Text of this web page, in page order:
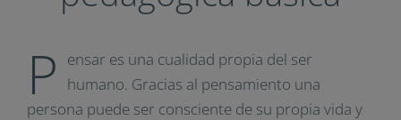
P
ensar es una cualidad propia del ser
humano. Gracias al pensamiento una
persona puede ser consciente de su propia vida y